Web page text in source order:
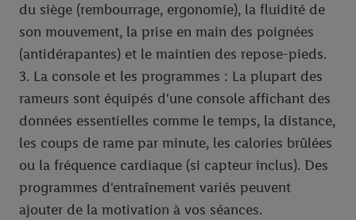
du siège (rembourrage, ergonomie), la fluidité de
son mouvement, la prise en main des poignées
(antidérapantes) et le maintien des repose-pieds.
3. La console et les programmes : La plupart des
rameurs sont équipés d'une console affichant des
données essentielles comme le temps, la distance,
les coups de rame par minute, les calories brûlées
ou la fréquence cardiaque (si capteur inclus). Des
programmes d'entraînement variés peuvent
ajouter de la motivation à vos séances.